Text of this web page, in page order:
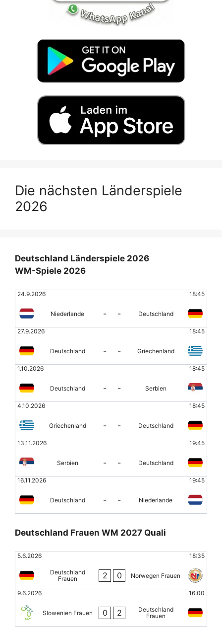
Die nächsten Länderspiele
2026
Deutschland Länderspiele 2026
WM-Spiele 2026
24.9.2026 18:45
Niederlande - - Deutschland
27.9.2026 18:45
Deutschland - - Griechenland
1.10.2026 18:45
Deutschland - - Serbien
4.10.2026 18:45
Griechenland - - Deutschland
13.11.2026 19:45
Serbien - - Deutschland
16.11.2026 19:45
Deutschland - - Niederlande
Deutschland Frauen WM 2027 Quali
5.6.2026 18:35
Deutschland
Frauen
2 0 Norwegen Frauen
9.6.2026 16:00
Slowenien Frauen 0 2
Deutschland
Frauen